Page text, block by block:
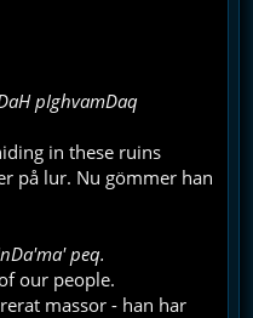
pIghvamDaq
in these ruins
på lur. Nu gömmer han
peq.
our people.
massor - han har